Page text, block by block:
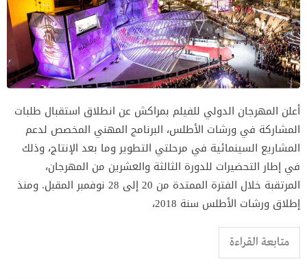
أعلن المهرجان الدولي للفيلم بمراكش عن انطلاق استقبال طلبات
المشاركة في ورشات الأطلس، البرنامج المهني المخصص لدعم
المشاريع السينمائية في مرحلتي التطوير وما بعد الإنتاج، وذلك
في إطار التحضيرات للدورة الثالثة والعشرين من المهرجان،
المرتقبة خلال الفترة الممتدة من 20 إلى 28 نوفمبر المقبل. ومنذ
إطلاق ورشات الأطلس سنة 2018،
متابعة القراءة